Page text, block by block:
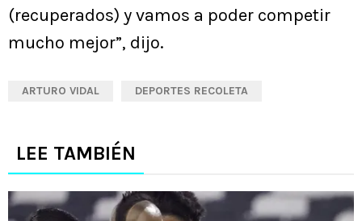
(recuperados) y vamos a poder competir
mucho mejor”, dijo.
ARTURO VIDAL DEPORTES RECOLETA
LEE TAMBIÉN